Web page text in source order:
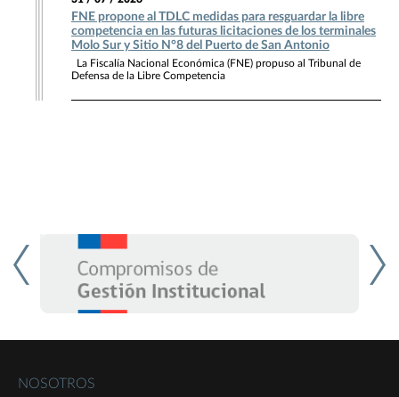
FNE propone al TDLC medidas para resguardar la libre
competencia en las futuras licitaciones de los terminales
Molo Sur y Sitio N°8 del Puerto de San Antonio
La Fiscalía Nacional Económica (FNE) propuso al Tribunal de
Defensa de la Libre Competencia
NOSOTROS